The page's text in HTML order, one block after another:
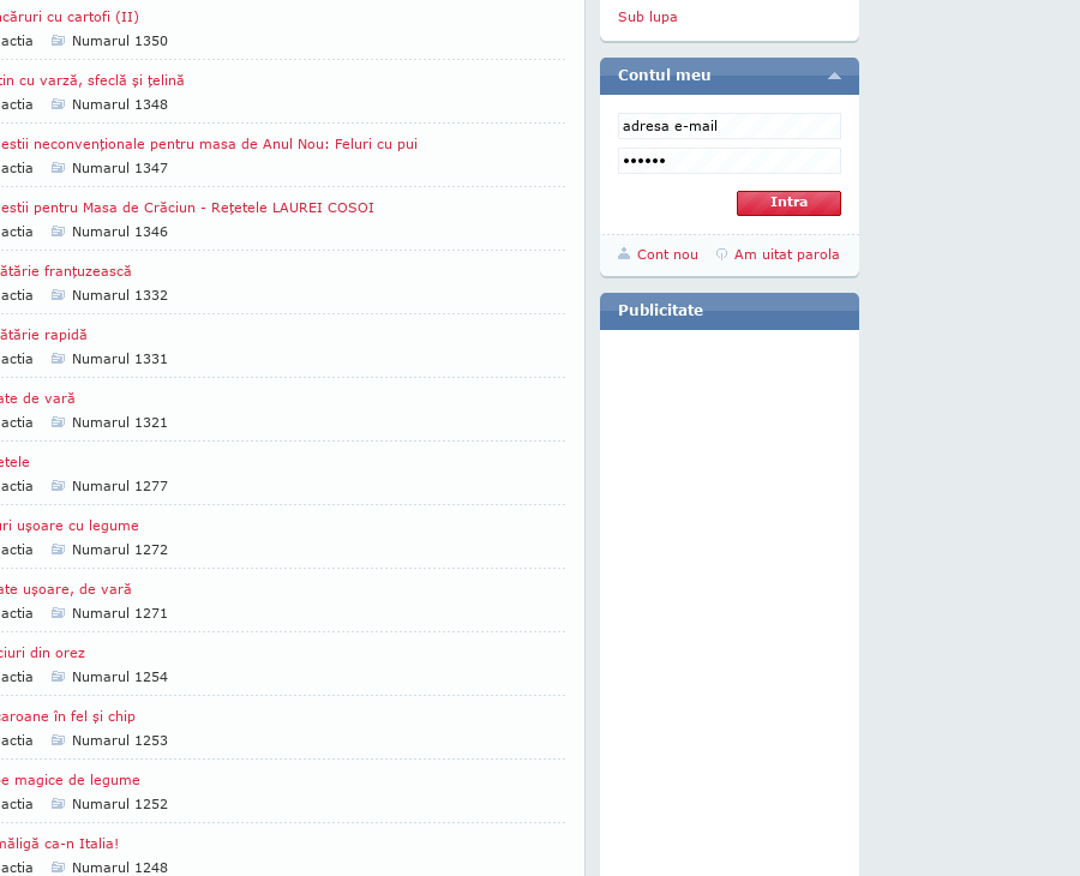
cu cartofi (II)
Numarul 1350
cu varză, sfeclă şi ţelină
Numarul 1348
neconvenţionale pentru masa de Anul Nou: Feluri cu pui
Numarul 1347
pentru Masa de Crăciun - Reţetele LAUREI COSOI
Numarul 1346
franţuzească
Numarul 1332
rapidă
Numarul 1331
de vară
Numarul 1321
Numarul 1277
uşoare cu legume
Numarul 1272
uşoare, de vară
Numarul 1271
din orez
Numarul 1254
în fel şi chip
Numarul 1253
magice de legume
Numarul 1252
ca-n Italia!
Numarul 1248
Sub lupa
Contul meu
Cont nou Am uitat parola
Publicitate